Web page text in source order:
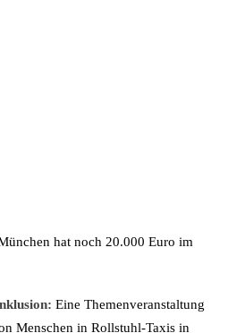
hat noch 20.000 Euro im
Eine Themenveranstaltung
Menschen in Rollstuhl-Taxis in